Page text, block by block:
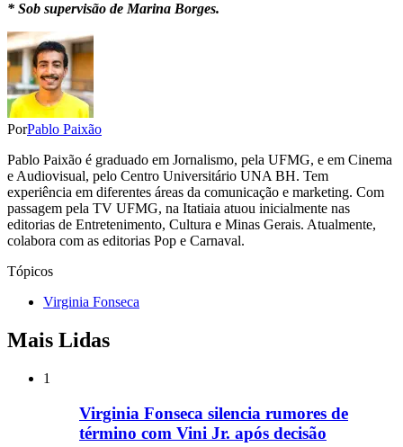
* Sob supervisão de Marina Borges.
PorPablo Paixão
Pablo Paixão é graduado em Jornalismo, pela UFMG, e em Cinema
e Audiovisual, pelo Centro Universitário UNA BH. Tem
experiência em diferentes áreas da comunicação e marketing. Com
passagem pela TV UFMG, na Itatiaia atuou inicialmente nas
editorias de Entretenimento, Cultura e Minas Gerais. Atualmente,
colabora com as editorias Pop e Carnaval.
Tópicos
Virginia Fonseca
Mais Lidas
1
Virginia Fonseca silencia rumores de
término com Vini Jr. após decisão